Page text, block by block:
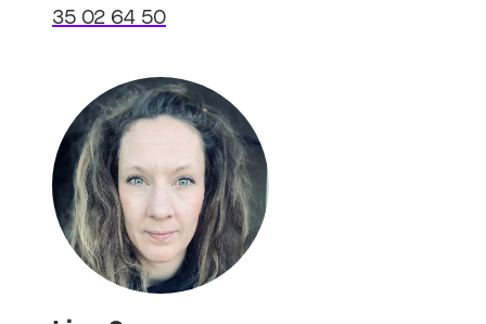
35 02 64 50